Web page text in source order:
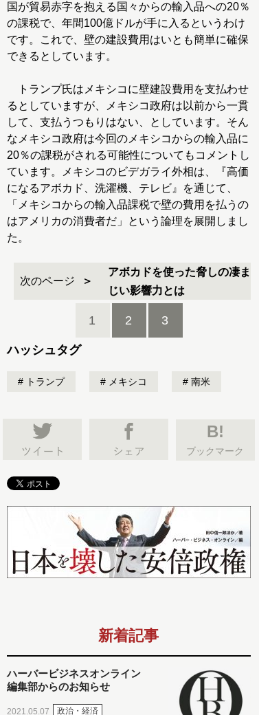
国が貿易赤字を抱える国々からの輸入品への20％
の課税で、年間100億ドルが手に入るというわけ
です。これで、壁の建設費用はいとも簡単に確保
できるとしています。
トランプ氏はメキシコに壁建設費用を支払わせ
るとしていますが、メキシコ政府は以前から一貫
して、支払うつもりはない、としています。そん
なメキシコ政府は今回のメキシコからの輸入品に
20％の課税がされる可能性についてもコメントし
ています。メキシコのビデガライ外相は、『高価
になるアボカド、洗濯機、テレビ』を通じて、
「メキシコからの輸入品課税で壁の費用を払うの
はアメリカの消費者だ」という論理を展開しまし
た。
次のページ
アボカドを使った脅しの凄ま
じい影響力とは
1 2 3
ハッシュタグ
トランプ メキシコ 南米
B!
ブックマーク
新着記事
ハーバービジネスオンライン
編集部からのお知らせ
2021.05.07 政治・経済